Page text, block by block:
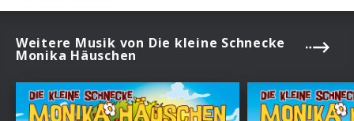
Weitere Musik von Die kleine Schnecke
Monika Häuschen